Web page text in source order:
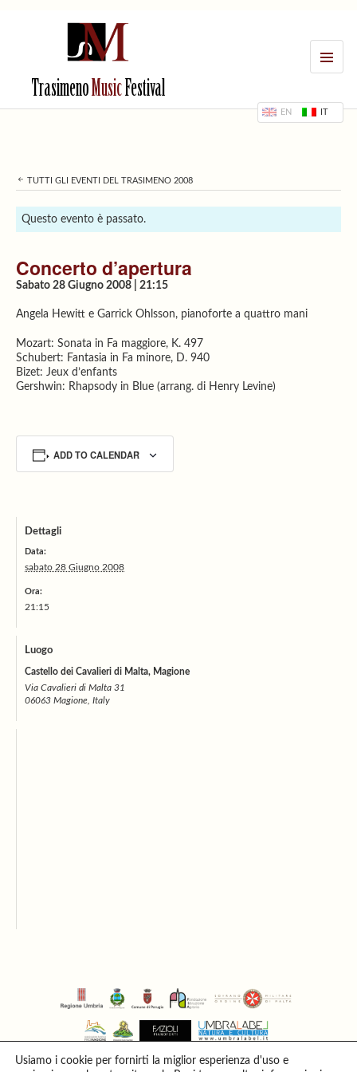
TrasimenoMusicFestival
EN IT
TUTTI GLI EVENTI DEL TRASIMENO 2008
Questo evento è passato.
Concerto d’apertura
Sabato 28 Giugno 2008 | 21:15
Angela Hewitt e Garrick Ohlsson, pianoforte a quattro mani
Mozart: Sonata in Fa maggiore, K. 497
Schubert: Fantasia in Fa minore, D. 940
Bizet: Jeux d’enfants
Gershwin: Rhapsody in Blue (arrang. di Henry Levine)
ADD TO CALENDAR
Dettagli
Data:
sabato 28 Giugno 2008
Ora:
21:15
Luogo
Castello dei Cavalieri di Malta, Magione
Via Cavalieri di Malta 31
06063 Magione, Italy
info@trasimenomusicfestival.com
Usiamo i cookie per fornirti la miglior esperienza d'uso e